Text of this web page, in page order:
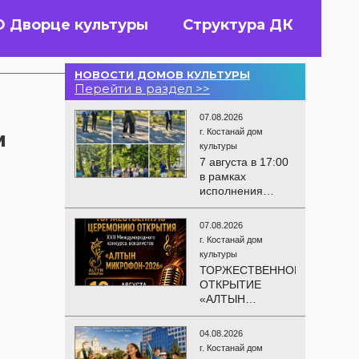
Дворце культуры Структура ДК
НОВОСТИ ДОМОВ КУЛЬТУРЫ
Перейти в раздел >>
07.08.2026
г. Костанай дом
культуры
7 августа в 17:00
в рамках
исполнения
показателей КРІ в
соответствии с
утверждённым
состоялся
выездной концерт
посвященной
экологической
акции «Таза
Казахстан». в
Мендыкаринский
07.08.2026
г. Костанай дом
культуры
ТОРЖЕСТВЕННОЕ
ОТКРЫТИЕ
«АЛТЫН
МИКРОФОН –
2026»
Приглашаем вас
04.08.2026
г. Костанай дом